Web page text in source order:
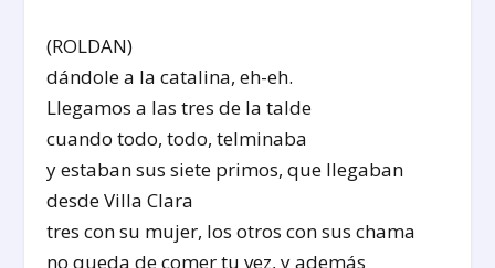
(ROLDAN)
dándole a la catalina, eh-eh.
Llegamos a las tres de la talde
cuando todo, todo, telminaba
y estaban sus siete primos, que llegaban
desde Villa Clara
tres con su mujer, los otros con sus chama
no queda de comer tu vez, y además